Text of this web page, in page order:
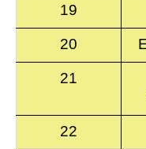
19
20
21
22